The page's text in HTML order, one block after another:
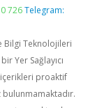
726 Telegram:
Bilgi Teknolojileri
Yer Sağlayıcı
proaktif